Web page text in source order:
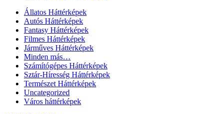
Állatos Háttérképek
Autós Háttérképek
Fantasy Háttérképek
Filmes Háttérképek
Járműves Háttérképek
Minden más…
Számítógépes Háttérképek
Sztár-Híresség Háttérképek
Természet Háttérképek
Uncategorized
Város háttérképek